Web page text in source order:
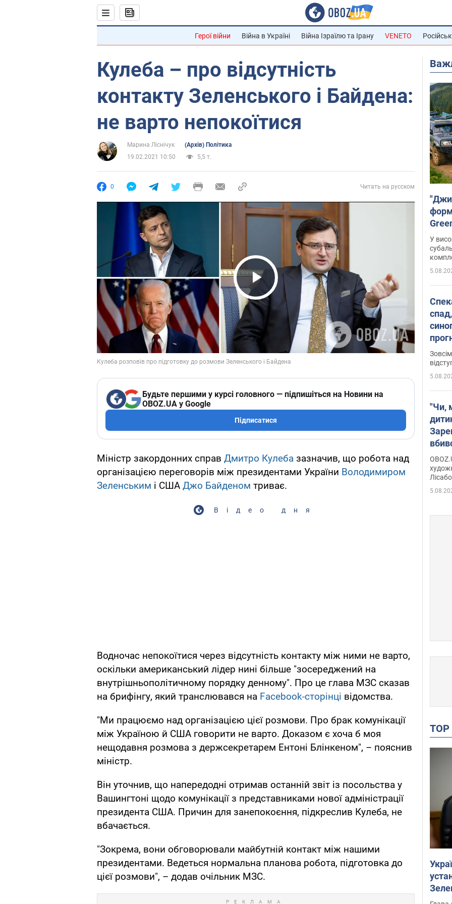
Герої війни Війна в Україні Війна Ізраїлю та Ірану VENETO
Кулеба – про відсутність
контакту Зеленського і Байдена:
не варто непокоїтися
Марина Ліснічук
(Архів) Політика
19.02.2021 10:50
5,5 т.
0 Читать на русском
Play Video
Будьте першими у курсі головного — підпишіться на Новини на
OBOZ.UA у Google
Підписатися
Міністр закордонних справ Дмитро Кулеба зазначив, що робота над
організацією переговорів між президентами України Володимиром
Зеленським і США Джо Байденом триває.
Відео дня
Водночас непокоїтися через відсутність контакту між ними не варто,
оскільки американський лідер нині більше "зосереджений на
внутрішньополітичному порядку денному". Про це глава МЗС сказав
на брифінгу, який транслювався на Facebook-сторінці відомства.
"Ми працюємо над організацією цієї розмови. Про брак комунікації
між Україною й США говорити не варто. Доказом є хоча б моя
нещодавня розмова з держсекретарем Ентоні Блінкеном", – пояснив
міністр.
Він уточнив, що напередодні отримав останній звіт із посольства у
Вашингтоні щодо комунікації з представниками нової адміністрації
президента США. Причин для занепокоєння, підкреслив Кулеба, не
вбачається.
"Зокрема, вони обговорювали майбутній контакт між нашими
президентами. Ведеться нормальна планова робота, підготовка до
цієї розмови", – додав очільник МЗС.
У
"Чи,
в